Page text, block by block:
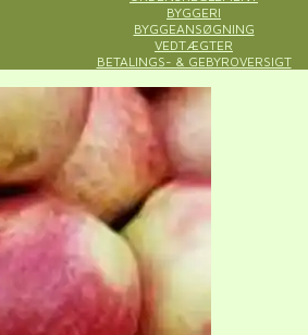
BYGGERI
BYGGEANSØGNING
VEDTÆGTER
BETALINGS- & GEBYROVERSIGT